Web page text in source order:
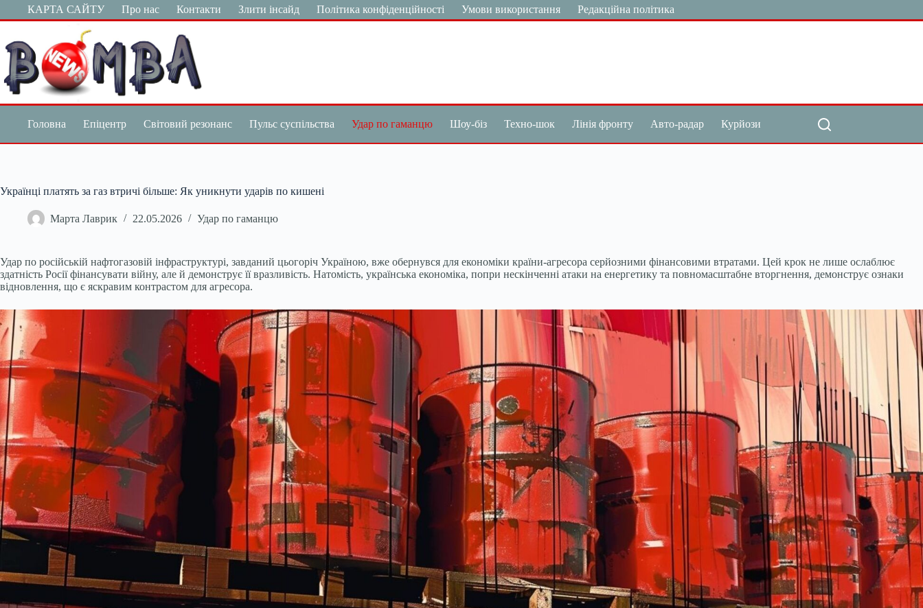
Перейти
до
КАРТА САЙТУ Про нас Контакти Злити інсайд Політика конфіденційності Умови використання Редакційна політика
Головна Епіцентр Світовий резонанс Пульс суспільства Удар по гаманцю Шоу-біз Техно-шок Лінія фронту Авто-радар Курйози
Українці платять за газ втричі більше: Як уникнути ударів по кишені
Марта Лаврик 22.05.2026 Удар по гаманцю
Удар по російській нафтогазовій інфраструктурі, завданий цьогоріч Україною, вже обернувся для економіки країни-агресора серйозними фінансовими втратами. Цей крок не лише ослаблює
здатність Росії фінансувати війну, але й демонструє її вразливість. Натомість, українська економіка, попри нескінченні атаки на енергетику та повномасштабне вторгнення, демонструє ознаки
відновлення, що є яскравим контрастом для агресора.